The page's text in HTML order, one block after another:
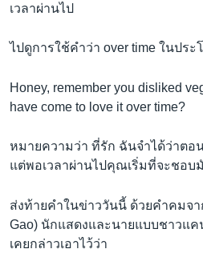
เวลาผ่านไป
ไปดูการใช้คำว่า over time ในประ
Honey, remember you disliked
have come to love it over time?
หมายความว่า ที่รัก ฉันจำได้ว่าตอ
แต่พอเวลาผ่านไปคุณเริ่มที่จะชอ
ส่งท้ายคำในข่าววันนี้ ด้วยคำคมจา
Gao) นักแสดงและนายแบบชาวแค
เคยกล่าวเอาไว้ว่า